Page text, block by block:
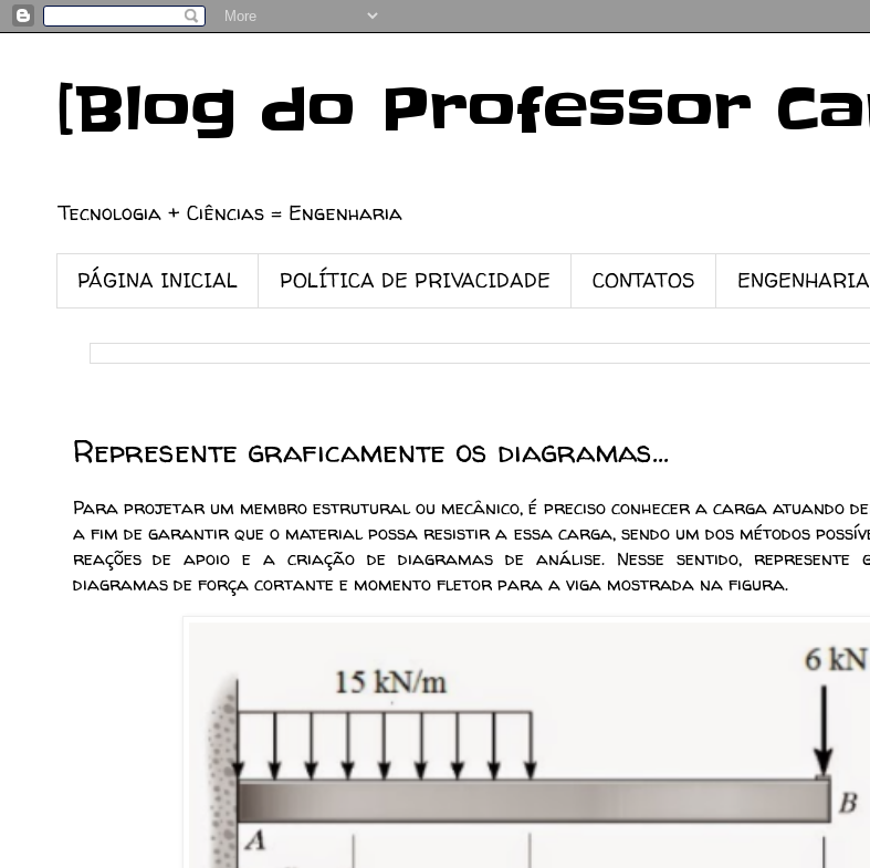
[Blog do Professor
Tecnologia + Ciências = Engenharia
PÁGINA INICIAL POLÍTICA DE PRIVACIDADE CONTATOS ENGENHARIA
Represente graficamente os diagramas...
Para projetar um membro estrutural ou mecânico, é preciso conhecer a carga atuando
a fim de garantir que o material possa resistir a essa carga, sendo um dos métodos
reações de apoio e a criação de diagramas de análise. Nesse sentido, represente
diagramas de força cortante e momento fletor para a viga mostrada na figura.